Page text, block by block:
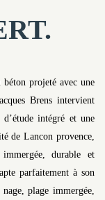
béton projeté avec une
Brens intervient
intégré et une
de Lancon provence,
durable et
parfaitement à son
plage immergée,